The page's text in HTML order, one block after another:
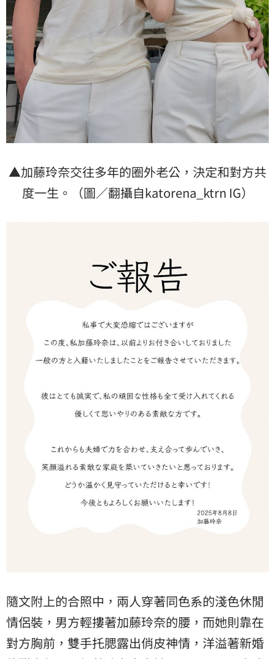
▲加藤玲奈交往多年的圈外老公，決定和對方共
度一生。（圖／翻攝自katorena_ktrn IG）
隨文附上的合照中，兩人穿著同色系的淺色休閒
情侶裝，男方輕摟著加藤玲奈的腰，而她則靠在
對方胸前，雙手托腮露出俏皮神情，洋溢著新婚